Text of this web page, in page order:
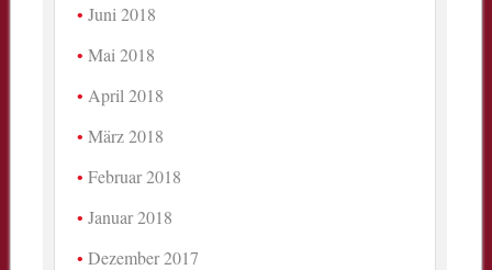
Juni 2018
Mai 2018
April 2018
März 2018
Februar 2018
Januar 2018
Dezember 2017